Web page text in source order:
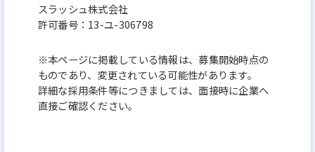
スラッシュ株式会社
許可番号：13-ユ-306798
※本ページに掲載している情報は、募集開始時点の
ものであり、変更されている可能性があります。
詳細な採用条件等につきましては、面接時に企業へ
直接ご確認ください。